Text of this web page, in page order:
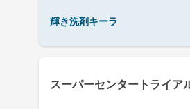
輝き洗剤キーラ
スーパーセンタートライア